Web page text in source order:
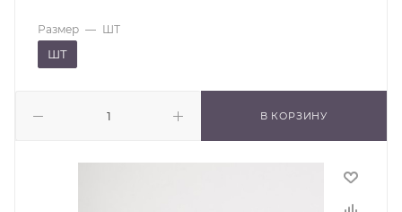
В КОРЗИНУ
Размер — ШТ
ШТ